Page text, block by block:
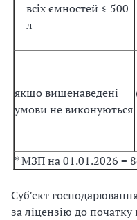
всіх ємностей ≤ 500
л
якщо вищенаведені
умови не виконуються
* МЗП на 01.01.2026 =
Суб’єкт
за ліцензію до